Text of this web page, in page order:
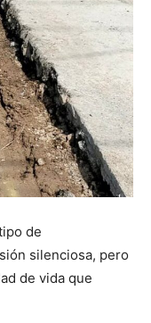
de
silenciosa, pero
de vida que